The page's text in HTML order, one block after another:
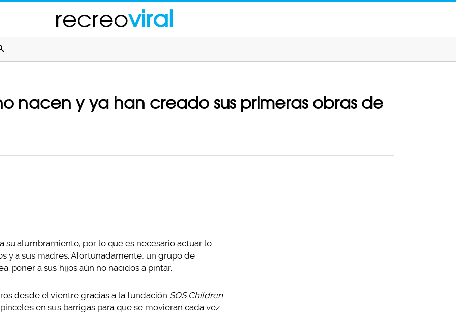
recreoviral
nacen y ya han creado sus primeras obras de
su alumbramiento, por lo que es necesario actuar lo
y a sus madres. Afortunadamente, un grupo de
poner a sus hijos aún no nacidos a pintar.
desde el vientre gracias a la fundación SOS Children
en sus barrigas para que se movieran cada vez